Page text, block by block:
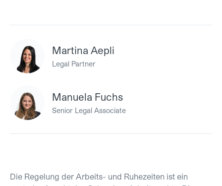
Martina Aepli
Legal Partner
Manuela Fuchs
Senior Legal Associate
Die Regelung der Arbeits- und Ruhezeiten ist ein